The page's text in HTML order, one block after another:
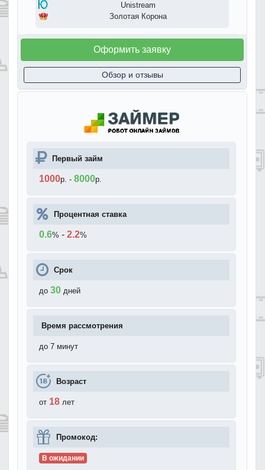
Unistream
Золотая Корона
Оформить заявку
Обзор и отзывы
Первый займ
1000р. - 8000р.
Процентная ставка
0.6% - 2.2%
Срок
до 30 дней
Время рассмотрения
до 7 минут
Возраст
от 18 лет
Промокод:
В ожидании